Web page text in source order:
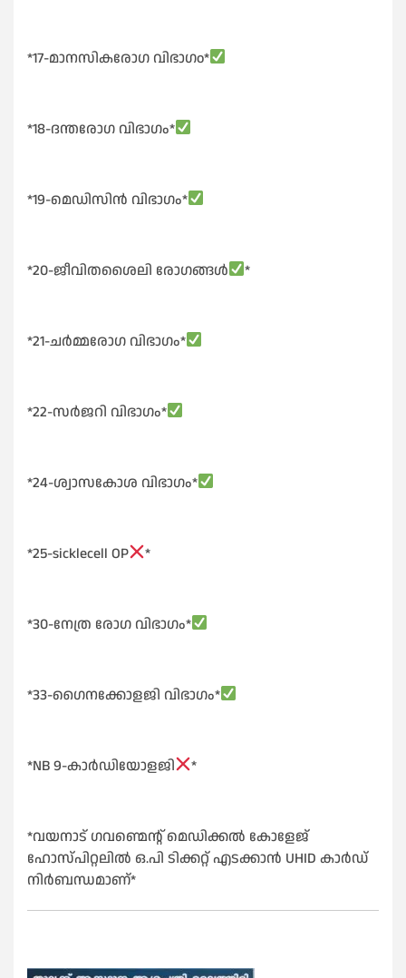
*17-മാനസികരോഗ വിഭാഗo*
*18-ദന്തരോഗ വിഭാഗം*
*19-മെഡിസിൻ വിഭാഗം*
*20-ജീവിതശൈലി രോഗങ്ങൾ *
*21-ചർമ്മരോഗ വിഭാഗം*
*22-സർജറി വിഭാഗം*
*24-ശ്വാസകോശ വിഭാഗം*
*25-sicklecell OP *
*30-നേത്ര രോഗ വിഭാഗം*
*33-ഗൈനക്കോളജി വിഭാഗം*
*NB 9-കാർഡിയോളജി *
*വയനാട് ഗവണ്മെന്റ് മെഡിക്കൽ കോളേജ്
ഹോസ്പിറ്റലിൽ ഒ.പി ടിക്കറ്റ് എടക്കാൻ UHID കാർഡ്
നിർബന്ധമാണ്*